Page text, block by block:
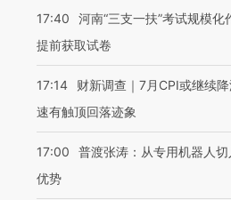
17:40
河南“三支一扶”考试规模化
提前获取试卷
17:14
财新调查｜7月CPI或继续
速有触顶回落迹象
17:00
普渡张涛：从专用机器人
优势